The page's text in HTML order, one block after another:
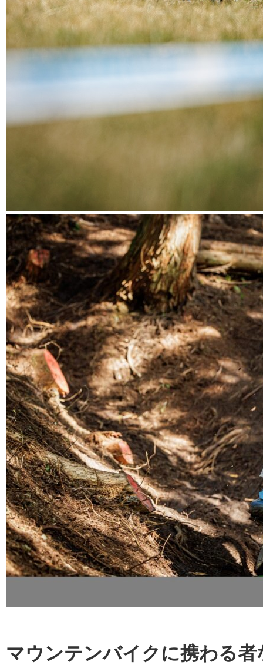
マウンテンバイクに携わる